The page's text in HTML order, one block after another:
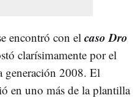
encontró con el caso Dro
clarísimamente por el
generación 2008. El
en uno más de la plantilla